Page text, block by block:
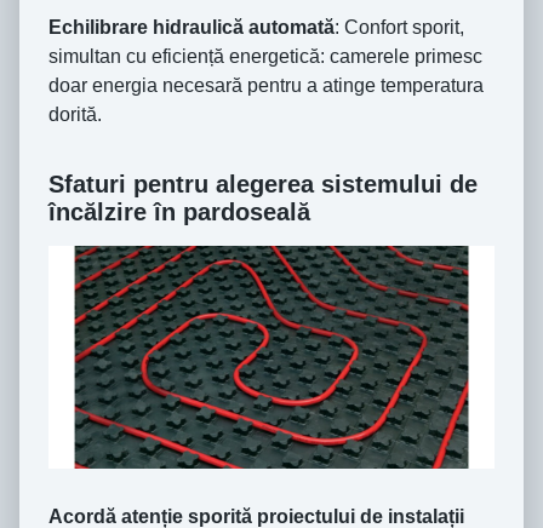
Echilibrare hidraulică automată: Confort sporit,
simultan cu eficiență energetică: camerele primesc
doar energia necesară pentru a atinge temperatura
dorită.
Sfaturi pentru alegerea sistemului de
încălzire în pardoseală
Acordă atenție sporită proiectului de instalații